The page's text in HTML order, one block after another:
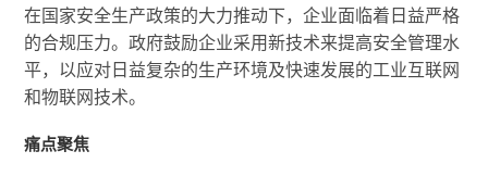
在国家安全生产政策的大力推动下，企业面临着日益严格
的合规压力。政府鼓励企业采用新技术来提高安全管理水
平，以应对日益复杂的生产环境及快速发展的工业互联网
和物联网技术。
痛点聚焦